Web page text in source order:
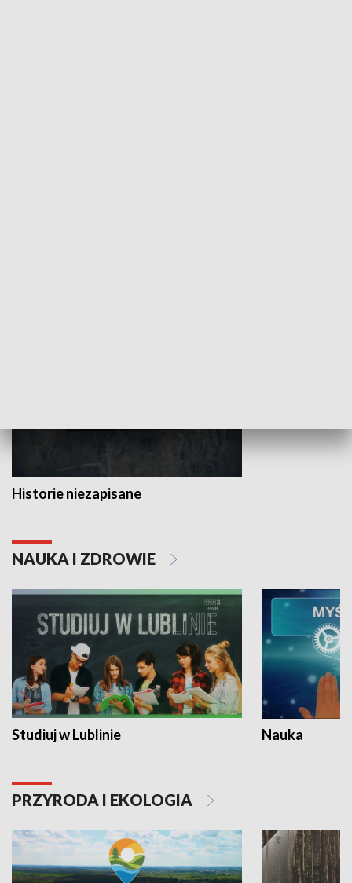
Historie niezapisane
NAUKA I ZDROWIE
Studiuj w Lublinie Nauka
PRZYRODA I EKOLOGIA